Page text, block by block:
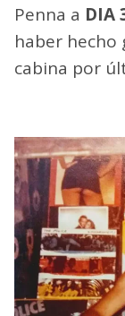
Penna a DIA
haber hecho
cabina por